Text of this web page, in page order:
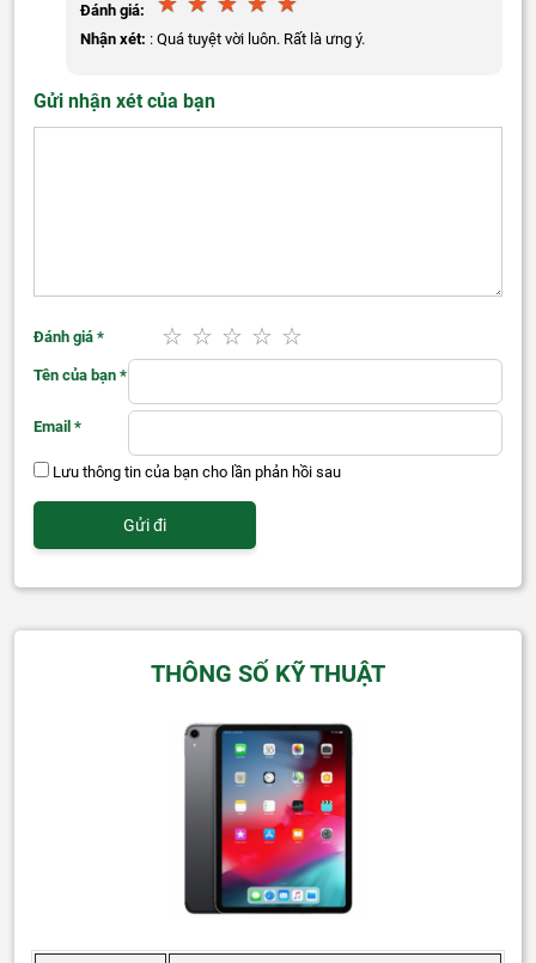
Đánh giá:
Nhận xét: : Quá tuyệt vời luôn. Rất là ưng ý.
Gửi nhận xét của bạn
Đánh giá *
Tên của bạn *
Email *
Lưu thông tin của bạn cho lần phản hồi sau
THÔNG SỐ KỸ THUẬT